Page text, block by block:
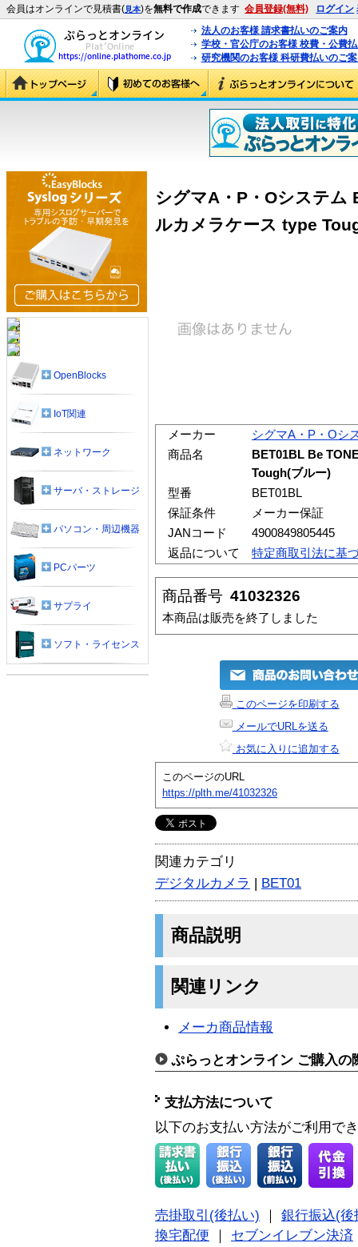
会員はオンラインで見積書(見本)を無料で作成できます 会員登録(無料) ログイン
法人のお客様 請求書払いのご案内
学校・官公庁のお客様 校費・公費
研究機関のお客様 科研費払いのご
シグマA・P・Oシステム
ルカメラケース type
メーカー
シグマA・P・Oシ
商品名
BET01BL Be
Tough(ブルー)
型番
BET01BL
保証条件
メーカー保証
JANコード
4900849805445
返品について
特定商取引法に基
商品番号 41032326
本商品は販売を終了しました
このページを印刷する
メールでURLを送る
お気に入りに追加する
このページのURL
https://plth.me/41032326
関連カテゴリ
デジタルカメラ | BET01
商品説明
関連リンク
メーカ商品情報
ぷらっとオンライン ご購入の
支払方法について
以下のお支払い方法がご利用で
売掛取引(後払い)
銀行振込(後
換宅配便
セブンイレブン決済
OpenBlocks
IoT関連
ネットワーク
サーバ・ストレージ
パソコン・周辺機器
PCパーツ
サプライ
ソフト・ライセンス